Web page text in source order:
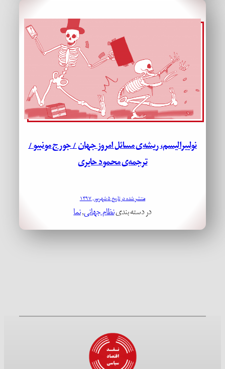
نولیبرالیسم، ریشه‌ی مسائل امروز جهان / جورج مونبیو /
ترجمه‌ی محمود حایری
منتشر شده در تاریخ ۵ شهریور, ۱۳۹۷
در دسته بندینظام جهانی, نما